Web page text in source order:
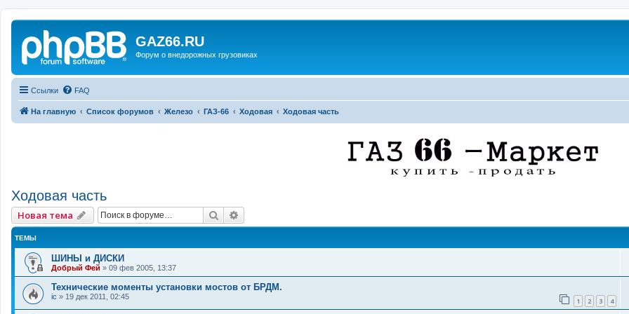
GAZ66.RU
Форум о внедорожных грузовиках
Ссылки FAQ
На главную Список форумов Железо ГАЗ-66 Ходовая Ходовая часть
Ходовая часть
Новая тема Поиск
ТЕМЫ
ШИНЫ и ДИСКИ
Добрый Фей » 09 фев 2005, 13:37
Технические моменты установки мостов от БРДМ.
ic » 19 дек 2011, 02:45 1 2 3 4